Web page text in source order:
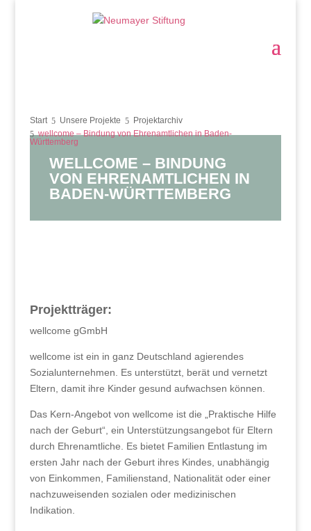
Start Unsere Projekte
Projektarchiv
wellcome – Bindung von Ehrenamtlichen in Baden-
Württemberg
WELLCOME – BINDUNG
VON EHRENAMTLICHEN IN
BADEN-WÜRTTEMBERG
Projektträger:
wellcome gGmbH
wellcome ist ein in ganz Deutschland agierendes
Sozialunternehmen. Es unterstützt, berät und vernetzt
Eltern, damit ihre Kinder gesund aufwachsen können.
Das Kern-Angebot von wellcome ist die „Praktische Hilfe
nach der Geburt“, ein Unterstützungsangebot für Eltern
durch Ehrenamtliche. Es bietet Familien Entlastung im
ersten Jahr nach der Geburt ihres Kindes, unabhängig
von Einkommen, Familienstand, Nationalität oder einer
nachzuweisenden sozialen oder medizinischen
Indikation.